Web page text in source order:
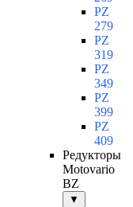
PZ
279
PZ
319
PZ
349
PZ
399
PZ
409
Редукторы
Motovario
BZ
▼